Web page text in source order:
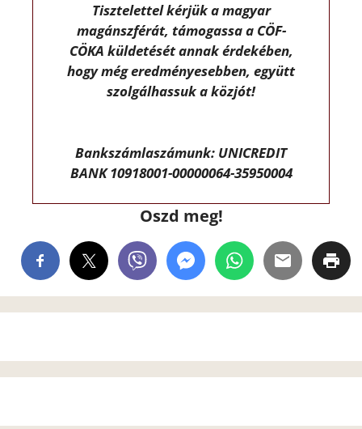
Tisztelettel kérjük a magyar
magánszférát, támogassa a CÖF-
CÖKA küldetését annak érdekében,
hogy még eredményesebben, együtt
szolgálhassuk a közjót!
Bankszámlaszámunk: UNICREDIT
BANK 10918001-00000064-35950004
Oszd meg!